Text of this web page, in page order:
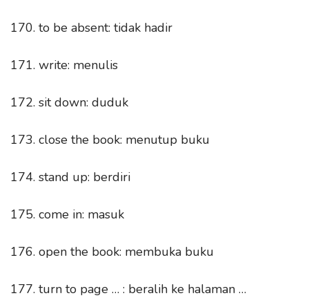
170. to be absent: tidak hadir
171. write: menulis
172. sit down: duduk
173. close the book: menutup buku
174. stand up: berdiri
175. come in: masuk
176. open the book: membuka buku
177. turn to page … : beralih ke halaman …